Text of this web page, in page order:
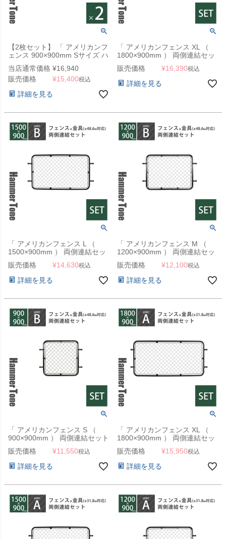
【2枚セット】 「 アメリカンフ
ェンス 900×900mm Sサイズ ハ
ンマートーンブラック 2枚セッ
ト 」
当店通常価格 ¥16,940
販売価格
¥15,400税込
詳細を見る
「 アメリカンフェンス XL （
1800×900mm ） 両側連結セッ
ト B （ フェンス XL + ジョイン
ト B 4個 ） ハンマートーンブ
ラック 」
販売価格 ¥16,390税込
詳細を見る
「 アメリカンフェンス L （
1500×900mm ） 両側連結セッ
ト B （ フェンス L + ジョイン
ト B 4個 ） ハンマートーンブ
ラック 」
販売価格 ¥14,630税込
詳細を見る
「 アメリカンフェンス M （
1200×900mm ） 両側連結セッ
ト B （ フェンス M + ジョイン
ト B 4個 ） ハンマートーンブ
ラック 」
販売価格 ¥12,100税込
詳細を見る
「 アメリカンフェンス S （
900×900mm ） 両側連結セット
B （ フェンス S + ジョイント B
4個 ） ハンマートーンブラック
」
販売価格 ¥11,550税込
詳細を見る
「 アメリカンフェンス XL （
1800×900mm ） 両側連結セッ
ト A （ フェンス XL + ジョイン
ト A 4個 ） ハンマートーンブラ
ック 」
販売価格 ¥15,950税込
詳細を見る